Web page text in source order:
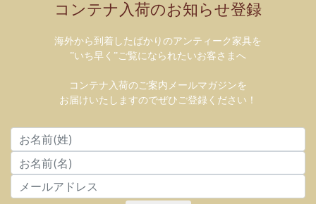
コンテナ入荷のお知らせ登録
海外から到着したばかりのアンティーク家具を
”いち早く”ご覧になられたいお客さまへ
コンテナ入荷のご案内メールマガジンを
お届けいたしますのでぜひご登録ください！